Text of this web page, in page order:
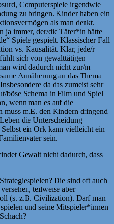
Computerspiele irgendwie
zu bringen. Kinder haben ein
als man denkt.
ja immer, der/die Täter*in hätte
Spiele gespielt. Klassischer Fall
vs. Kausalität. Klar, jede/r
sich von gewalttätigen
wird dadurch nicht zur/m
Annäherung an das Thema
da das zumeist sehr
böse Schema in Film und Spiel
wenn man es auf die
muss m.E. den Kindern dringend
die Unterscheidung
ein Ork kann vielleicht ein
sein.
Gewalt nicht dadurch, dass
Die sind oft auch
teilweise aber
(s. z.B. Civilization). Darf man
und seine Mitspieler*innen